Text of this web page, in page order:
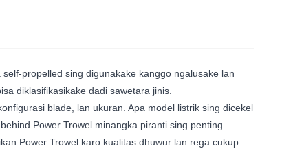
propelled sing digunakake kanggo ngalusake lan
diklasifikasikake dadi sawetara jinis.
blade, lan ukuran. Apa model listrik sing dicekel
Power Trowel minangka piranti sing penting
Power Trowel karo kualitas dhuwur lan rega cukup.